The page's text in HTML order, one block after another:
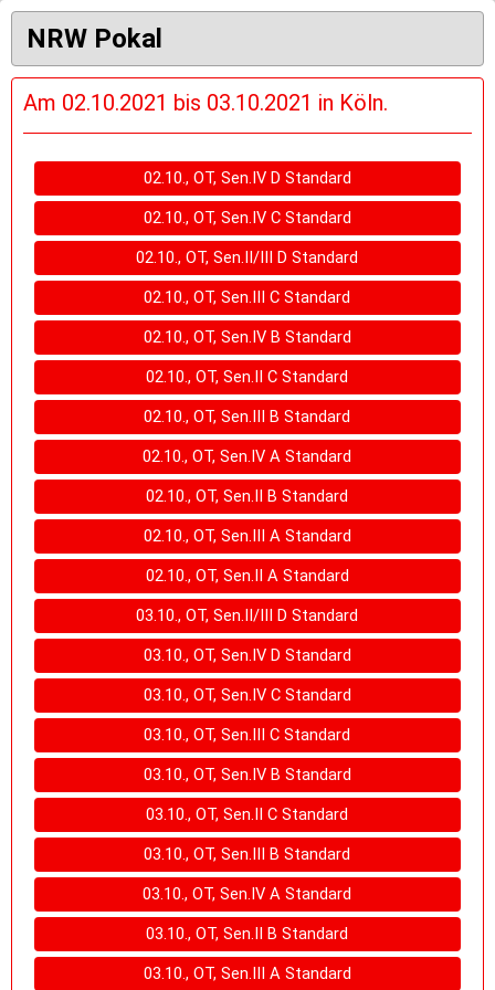
NRW Pokal
Am 02.10.2021 bis 03.10.2021 in Köln.
02.10., OT, Sen.IV D Standard
02.10., OT, Sen.IV C Standard
02.10., OT, Sen.II/III D Standard
02.10., OT, Sen.III C Standard
02.10., OT, Sen.IV B Standard
02.10., OT, Sen.II C Standard
02.10., OT, Sen.III B Standard
02.10., OT, Sen.IV A Standard
02.10., OT, Sen.II B Standard
02.10., OT, Sen.III A Standard
02.10., OT, Sen.II A Standard
03.10., OT, Sen.II/III D Standard
03.10., OT, Sen.IV D Standard
03.10., OT, Sen.IV C Standard
03.10., OT, Sen.III C Standard
03.10., OT, Sen.IV B Standard
03.10., OT, Sen.II C Standard
03.10., OT, Sen.III B Standard
03.10., OT, Sen.IV A Standard
03.10., OT, Sen.II B Standard
03.10., OT, Sen.III A Standard